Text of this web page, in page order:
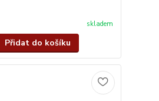
skladem
Přidat do košíku